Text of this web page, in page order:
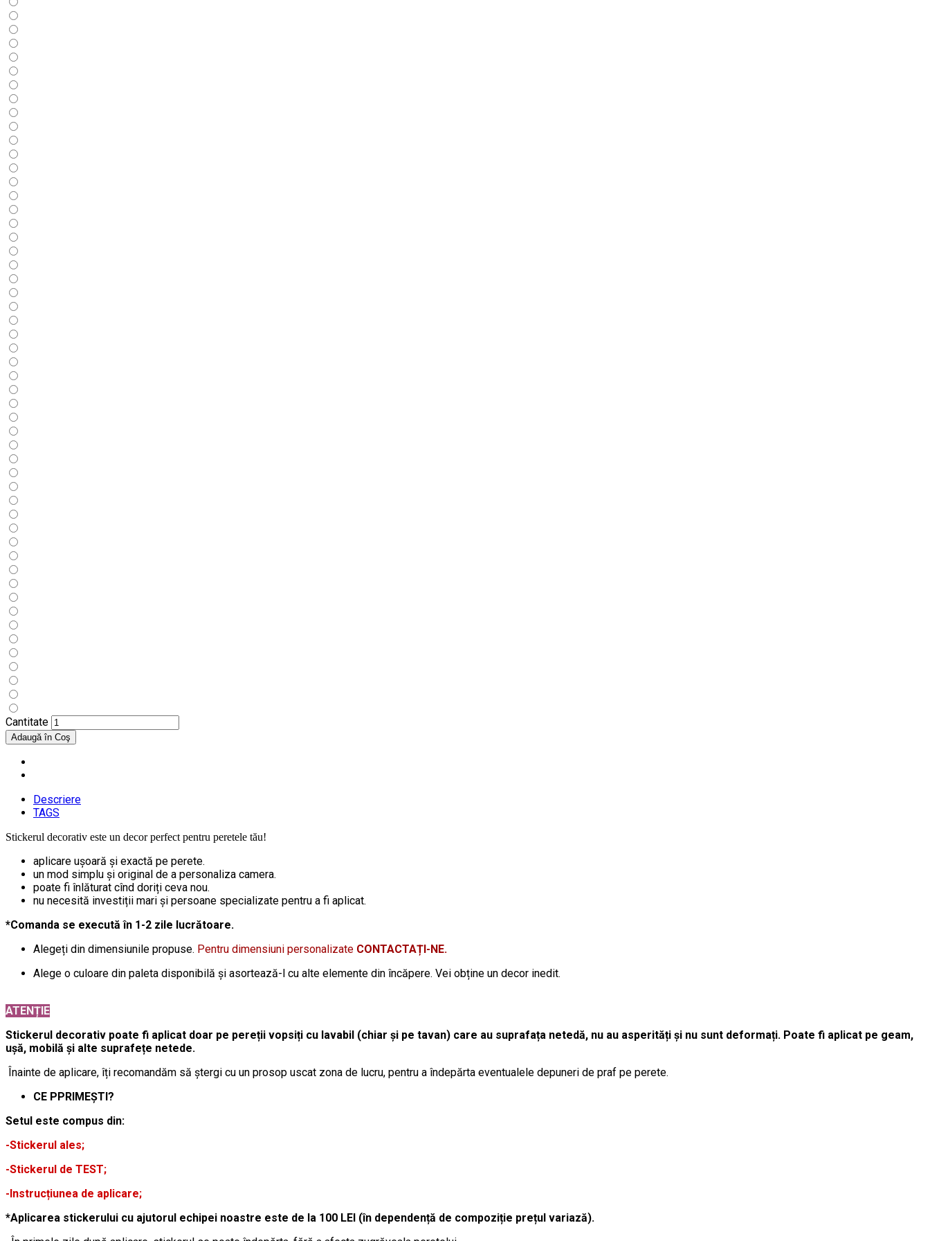
Cantitate
Descriere
TAGS
Stickerul decorativ este un decor perfect pentru peretele tău!
aplicare ușoară și exactă pe perete.
un mod simplu și original de a personaliza camera.
poate fi înlăturat cînd doriți ceva nou.
nu necesită investiții mari și persoane specializate pentru a fi aplicat.
*Comanda se execută în 1-2 zile lucrătoare.
Alegeți din dimensiunile propuse. Pentru dimensiuni personalizate CONTACTAȚI-NE.
Alege o culoare din paleta disponibilă și asortează-l cu alte elemente din încăpere. Vei obține un decor inedit.
ATENȚIE
Stickerul decorativ poate fi aplicat doar pe pereții vopsiți cu lavabil (chiar și pe tavan) care au suprafața netedă, nu au asperități și nu sunt deformați. Poate fi aplicat pe geam,
ușă, mobilă și alte suprafețe netede.
Înainte de aplicare, îți recomandăm să ștergi cu un prosop uscat zona de lucru, pentru a îndepărta eventualele depuneri de praf pe perete.
CE PPRIMEȘTI?
Setul este compus din:
-Stickerul ales;
-Stickerul de TEST;
-Instrucțiunea de aplicare;
*Aplicarea stickerului cu ajutorul echipei noastre este de la 100 LEI (în dependență de compoziție prețul variază).